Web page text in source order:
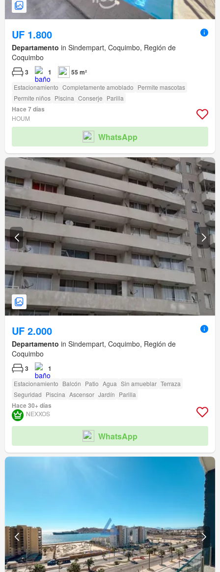
UF 1.800
Departamento in Sindempart, Coquimbo, Región de
Coquimbo
3 1 55 m²
Estacionamiento Completamente amoblado Permite mascotas
Permite niños Piscina Conserje Parilla
Hace 7 días
HOUM
WhatsApp
UF 2.000
Departamento in Sindempart, Coquimbo, Región de
Coquimbo
3 1
Estacionamiento Balcón Patio Agua Sin amueblar Terraza
Seguridad Piscina Ascensor Jardín Parilla
Hace 30+ días
NEXXOS
WhatsApp